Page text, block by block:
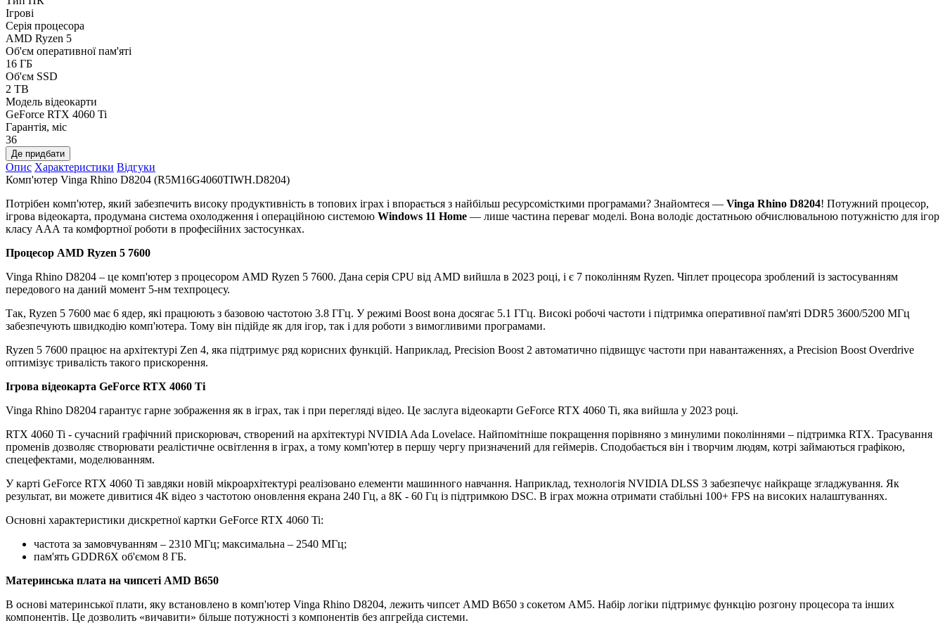
Ігрові
Серія процесора
AMD Ryzen 5
Об'єм оперативної пам'яті
16 ГБ
Об'єм SSD
2 TB
Модель відеокарти
GeForce RTX 4060 Ti
Гарантія, міс
36
Де придбати
Опис Характеристики Відгуки
Комп'ютер Vinga Rhino D8204 (R5M16G4060TIWH.D8204)
Потрібен комп'ютер, який забезпечить високу продуктивність в топових іграх і впорається з найбільш ресурсомісткими програмами? Знайомтеся — Vinga Rhino D8204! Потужний процесор,
ігрова відеокарта, продумана система охолодження і операційною системою Windows 11 Home — лише частина переваг моделі. Вона володіє достатньою обчислювальною потужністю для ігор
класу ААА та комфортної роботи в професійних застосунках.
Процесор AMD Ryzen 5 7600
Vinga Rhino D8204 – це комп'ютер з процесором AMD Ryzen 5 7600. Дана серія CPU від AMD вийшла в 2023 році, і є 7 поколінням Ryzen. Чіплет процесора зроблений із застосуванням
передового на даний момент 5-нм техпроцесу.
Так, Ryzen 5 7600 має 6 ядер, які працюють з базовою частотою 3.8 ГГц. У режимі Boost вона досягає 5.1 ГГц. Високі робочі частоти і підтримка оперативної пам'яті DDR5 3600/5200 МГц
забезпечують швидкодію комп'ютера. Тому він підійде як для ігор, так і для роботи з вимогливими програмами.
Ryzen 5 7600 працює на архітектурі Zen 4, яка підтримує ряд корисних функцій. Наприклад, Precision Boost 2 автоматично підвищує частоти при навантаженнях, а Precision Boost Overdrive
оптимізує тривалість такого прискорення.
Ігрова відеокарта GeForce RTX 4060 Ti
Vinga Rhino D8204 гарантує гарне зображення як в іграх, так і при перегляді відео. Це заслуга відеокарти GeForce RTX 4060 Ti, яка вийшла у 2023 році.
RTX 4060 Ti - сучасний графічний прискорювач, створений на архітектурі NVIDIA Ada Lovelace. Найпомітніше покращення порівняно з минулими поколіннями – підтримка RTX. Трасування
променів дозволяє створювати реалістичне освітлення в іграх, а тому комп'ютер в першу чергу призначений для геймерів. Сподобається він і творчим людям, котрі займаються графікою,
спецефектами, моделюванням.
У карті GeForce RTX 4060 Ti завдяки новій мікроархітектурі реалізовано елементи машинного навчання. Наприклад, технологія NVIDIA DLSS 3 забезпечує найкраще згладжування. Як
результат, ви можете дивитися 4К відео з частотою оновлення екрана 240 Гц, а 8К - 60 Гц із підтримкою DSC. В іграх можна отримати стабільні 100+ FPS на високих налаштуваннях.
Основні характеристики дискретної картки GeForce RTX 4060 Ti:
частота за замовчуванням – 2310 МГц; максимальна – 2540 МГц;
пам'ять GDDR6X об'ємом 8 ГБ.
Материнська плата на чипсеті AMD B650
В основі материнської плати, яку встановлено в комп'ютер Vinga Rhino D8204, лежить чипсет AMD B650 з сокетом AM5. Набір логіки підтримує функцію розгону процесора та інших
компонентів. Це дозволить «вичавити» більше потужності з компонентів без апгрейда системи.